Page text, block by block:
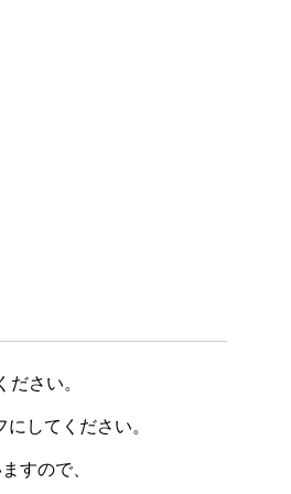
さい。
してください。
すので、